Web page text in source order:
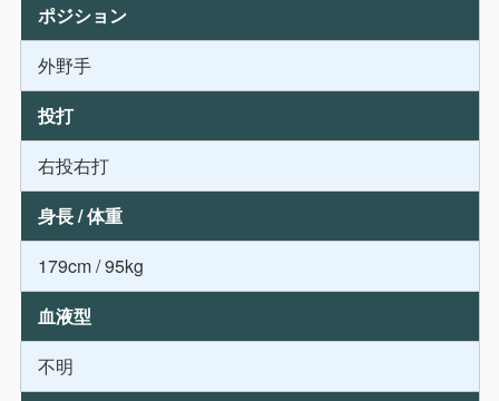
ポジション
外野手
投打
右投右打
身長 / 体重
179cm / 95kg
血液型
不明